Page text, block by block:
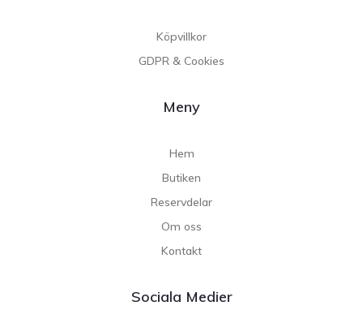
Köpvillkor
GDPR & Cookies
Meny
Hem
Butiken
Reservdelar
Om oss
Kontakt
Sociala Medier